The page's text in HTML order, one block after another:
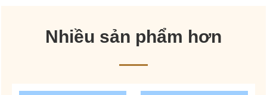
Nhiều sản phẩm hơn